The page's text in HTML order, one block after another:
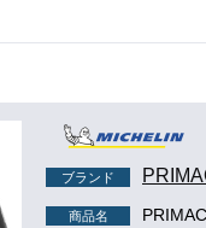
ブランド
商品名